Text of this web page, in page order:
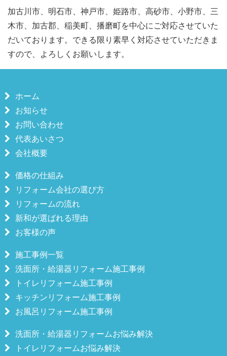
加古川市、明石市、神戸市、姫路市、高砂市、小野市、三
木市、加古郡、稲美町、播磨町を中心にご対応させていた
だいております。できる限り素早く対応させていただきま
すので、よろしくお願いします。
ホーム
お知らせ
お問い合わせ
代表あいさつ
会社概要
価格の仕組み
リフォーム会社の選び方
リフォームの流れ
新和が選ばれる理由
お客様の声
施工事例一覧
洗面所・給湯器リフォーム施工事例
トイレリフォーム施工事例
キッチンリフォーム施工事例
お風呂リフォーム施工事例
洗面所・給湯器リフォームお悩み解決
トイレリフォームお悩み解決